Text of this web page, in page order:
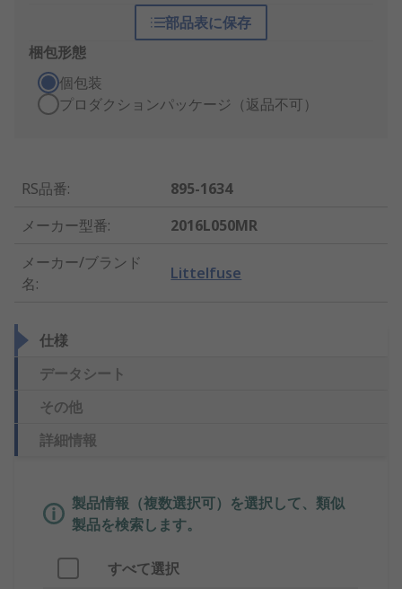
部品表に保存
梱包形態
個包装
プロダクションパッケージ（返品不可）
RS品番:
895-1634
メーカー型番:
2016L050MR
メーカー/ブランド
名:
Littelfuse
仕様
データシート
その他
詳細情報
製品情報（複数選択可）を選択して、類似
製品を検索します。
すべて選択